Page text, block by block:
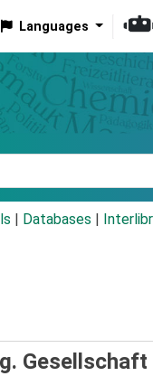
Languages
Databases
Gesellschaft